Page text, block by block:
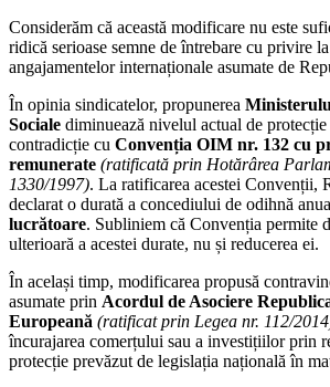
Considerăm că această modificare nu este
ridică serioase semne de întrebare cu privire la
angajamentelor internaționale asumate de
În opinia sindicatelor, propunerea
Sociale diminuează nivelul actual de
contradicție cu Convenția OIM nr. 132 cu
remunerate (ratificată prin Hotărârea
1330/1997). La ratificarea acestei Convenții,
declarat o durată a concediului de odihnă
lucrătoare. Subliniem că Convenția permite
ulterioară a acestei durate, nu și reducerea ei.
În același timp, modificarea propusă
asumate prin Acordul de Asociere
Europeană (ratificat prin Legea nr. 112/
încurajarea comerțului sau a investițiilor prin
protecție prevăzut de legislația națională în